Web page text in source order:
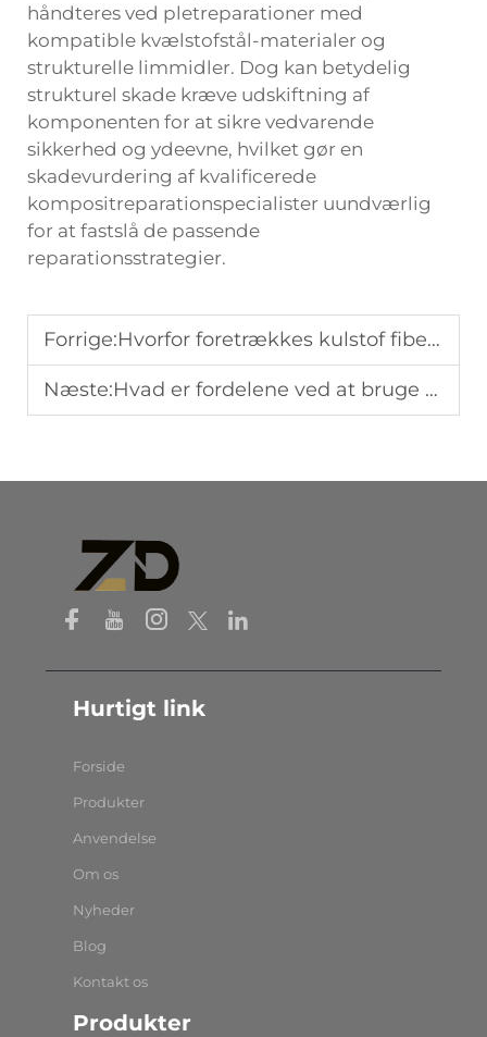
håndteres ved pletreparationer med
kompatible kvælstofstål-materialer og
strukturelle limmidler. Dog kan betydelig
strukturel skade kræve udskiftning af
komponenten for at sikre vedvarende
sikkerhed og ydeevne, hvilket gør en
skadevurdering af kvalificerede
kompositreparationspecialister uundværlig
for at fastslå de passende
reparationsstrategier.
Forrige:Hvorfor foretrækkes kulstof fiber rør til lette, men stærke konstruktionsløsninger?
Næste:Hvad er fordelene ved at bruge firkantede rør af kulfiber i arkitektoniske designs?
Hurtigt link
Forside
Produkter
Anvendelse
Om os
Nyheder
Blog
Kontakt os
Produkter